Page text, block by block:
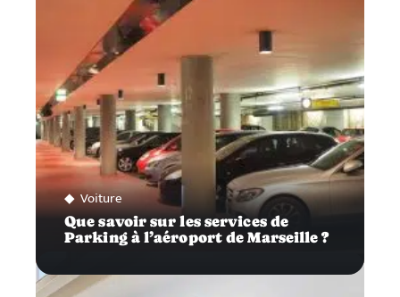
Voiture
Que savoir sur les services de
Parking à l’aéroport de Marseille ?